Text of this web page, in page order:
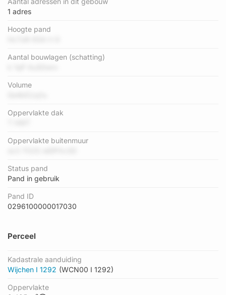
1 adres
Hoogte pand
Aantal bouwlagen (schatting)
Volume
Oppervlakte dak
Oppervlakte buitenmuur
Status pand
Pand in gebruik
Pand ID
0296100000017030
Perceel
Kadastrale aanduiding
Wijchen I 1292 (WCN00 I 1292)
Oppervlakte